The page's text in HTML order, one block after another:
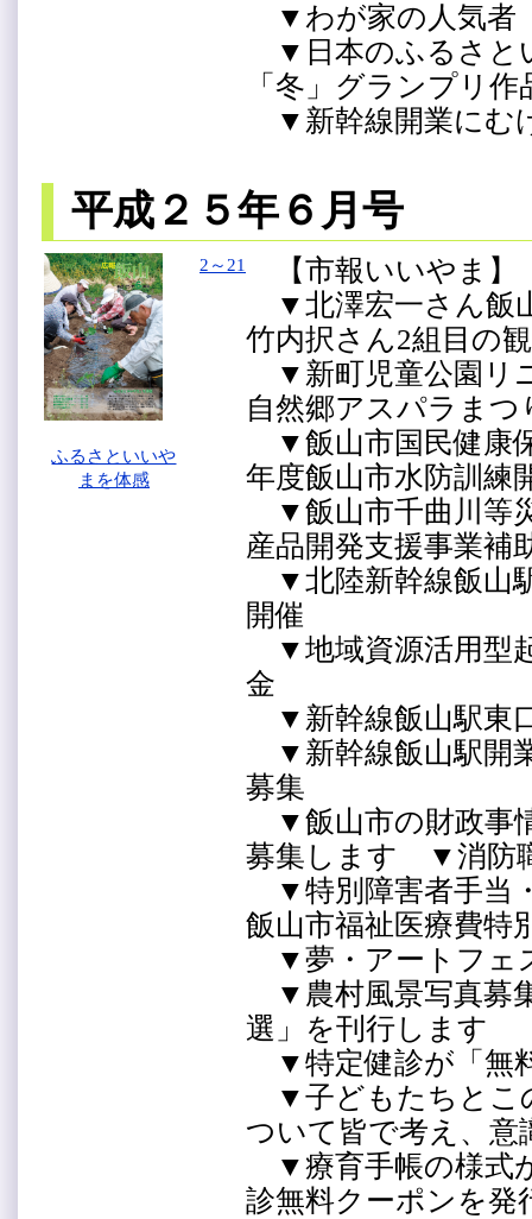
▼わが家の人気者
▼日本のふるさと
「冬」グランプリ作
▼新幹線開業に
平成２５年６月号
ふるさといいや
まを体感
2～21
【市報いいやま】
▼北澤宏一さん飯
竹内択さん2組目の
▼新町児童公園リ
自然郷アスパラま
▼飯山市国民健康
年度飯山市水防訓
▼飯山市千曲川等
産品開発支援事業補
▼北陸新幹線飯山
開催
▼地域資源活用型
金
▼新幹線飯山駅東
▼新幹線飯山駅開
募集
▼飯山市の財政
募集します ▼消防
▼特別障害者手当
飯山市福祉医療費特
▼夢・アートフ
▼農村風景写真募
選」を刊行します
▼特定健診が「無
▼子どもたちとこ
ついて皆で考え、
▼療育手帳の様式
診無料クーポンを